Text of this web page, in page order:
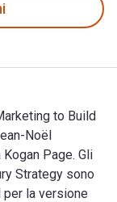
to Build
Noël
Page. Gli
Strategy sono
la versione